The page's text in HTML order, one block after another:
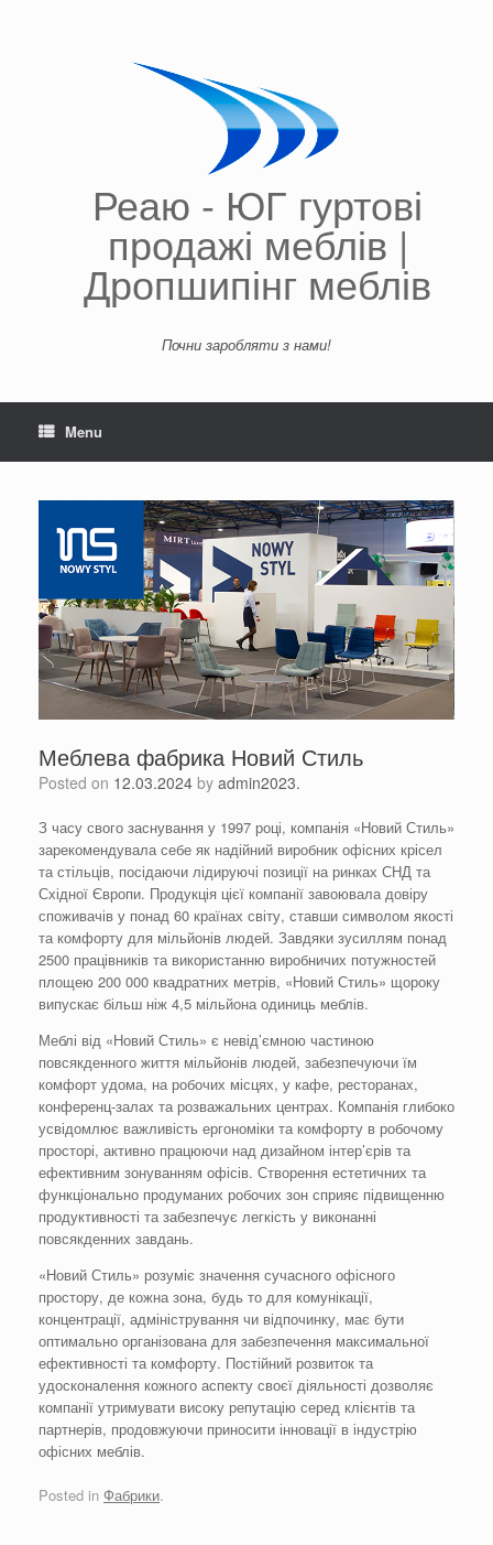
Реаю - ЮГ гуртові
продажі меблів |
Дропшипінг меблів
Почни заробляти з нами!
Menu
Меблева фабрика Новий Стиль
Posted on 12.03.2024 by admin2023.
З часу свого заснування у 1997 році, компанія «Новий Стиль»
зарекомендувала себе як надійний виробник офісних крісел
та стільців, посідаючи лідируючі позиції на ринках СНД та
Східної Європи. Продукція цієї компанії завоювала довіру
споживачів у понад 60 країнах світу, ставши символом якості
та комфорту для мільйонів людей. Завдяки зусиллям понад
2500 працівників та використанню виробничих потужностей
площею 200 000 квадратних метрів, «Новий Стиль» щороку
випускає більш ніж 4,5 мільйона одиниць меблів.
Меблі від «Новий Стиль» є невід’ємною частиною
повсякденного життя мільйонів людей, забезпечуючи їм
комфорт удома, на робочих місцях, у кафе, ресторанах,
конференц-залах та розважальних центрах. Компанія глибоко
усвідомлює важливість ергономіки та комфорту в робочому
просторі, активно працюючи над дизайном інтер’єрів та
ефективним зонуванням офісів. Створення естетичних та
функціонально продуманих робочих зон сприяє підвищенню
продуктивності та забезпечує легкість у виконанні
повсякденних завдань.
«Новий Стиль» розуміє значення сучасного офісного
простору, де кожна зона, будь то для комунікації,
концентрації, адміністрування чи відпочинку, має бути
оптимально організована для забезпечення максимальної
ефективності та комфорту. Постійний розвиток та
удосконалення кожного аспекту своєї діяльності дозволяє
компанії утримувати високу репутацію серед клієнтів та
партнерів, продовжуючи приносити інновації в індустрію
офісних меблів.
Posted in Фабрики.